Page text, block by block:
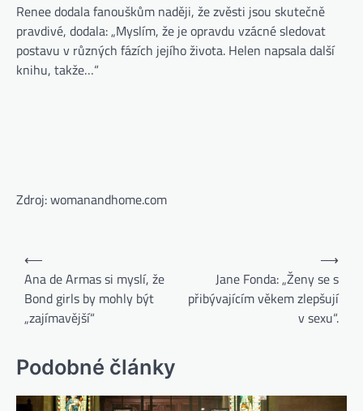
Renee dodala fanouškům naději, že zvěsti jsou skutečně
pravdivé, dodala: „Myslím, že je opravdu vzácné sledovat
postavu v různých fázích jejího života. Helen napsala další
knihu, takže…“
Zdroj: womanandhome.com
⟵
Ana de Armas si myslí, že
Bond girls by mohly být
„zajímavější“
Jane Fonda: „Ženy se s
přibývajícím věkem zlepšují
v sexu“.
⟶
Podobné články